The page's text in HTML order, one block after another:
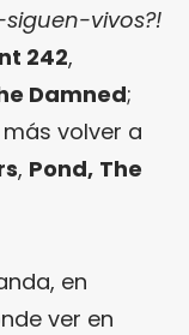
vivos?!
242,
Damned;
volver a
, Pond, The
en
ver en